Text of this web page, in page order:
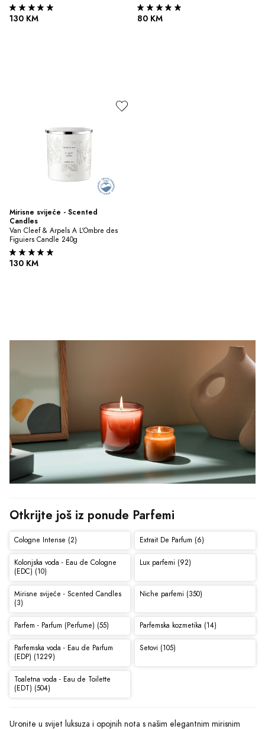
130 KM 80 KM
Mirisne svijeće - Scented
Candles
Van Cleef & Arpels A L‘Ombre des
Figuiers Candle 240g
130 KM
Otkrijte još iz ponude Parfemi
Cologne Intense (2) Extrait De Parfum (6)
Kolonjska voda - Eau de Cologne
(EDC) (10)
Lux parfemi (92)
Mirisne svijeće - Scented Candles
(3)
Niche parfemi (350)
Parfem - Parfum (Perfume) (55) Parfemska kozmetika (14)
Parfemska voda - Eau de Parfum
(EDP) (1229)
Setovi (105)
Toaletna voda - Eau de Toilette
(EDT) (504)
Uronite u svijet luksuza i opojnih nota s našim elegantnim mirisnim